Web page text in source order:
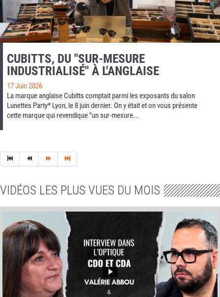
CUBITTS, DU "SUR-MESURE
INDUSTRIALISÉ" À L'ANGLAISE
17 Juin 2026
La marque anglaise Cubitts comptait parmi les exposants du salon
Lunettes Party* Lyon, le 8 juin dernier. On y était et on vous présente
cette marque qui revendique "un sur-mesure...
VIDÉOS LES PLUS VUES DU MOIS